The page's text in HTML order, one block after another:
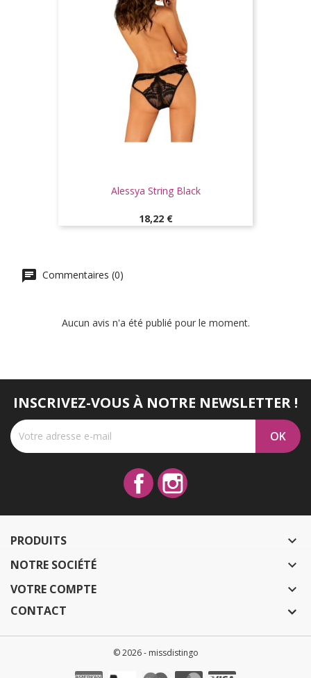
Alessya String Black
Prix
18,22 €
Commentaires (0)
Aucun avis n'a été publié pour le moment.
INSCRIVEZ-VOUS À NOTRE NEWSLETTER !
Facebook
PRODUITS 
NOTRE SOCIÉTÉ 
VOTRE COMPTE 
CONTACT
© 2026 - missdistingo